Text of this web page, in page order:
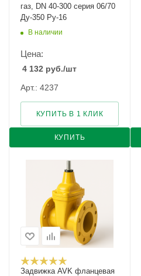
газ, DN 40-300 серия 06/70
Ду-350 Ру-16
В наличии
Цена:
4 132 руб./шт
Арт.: 4237
КУПИТЬ
КУПИТЬ В 1 КЛИК
Задвижка AVK фланцевая